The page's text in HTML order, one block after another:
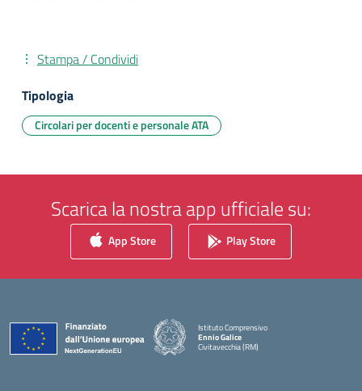
Stampa / Condividi
Tipologia
Circolari per docenti e personale ATA
Scarica la nostra app ufficiale su:
App Store Play Store
Istituto Comprensivo
Ennio Galice
Civitavecchia (RM)